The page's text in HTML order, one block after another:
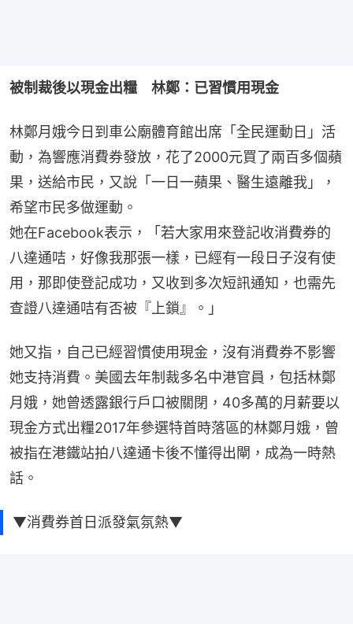
被制裁後以現金出糧　林鄭：已習慣用現金
林鄭月娥今日到車公廟體育館出席「全民運動日」活
動，為響應消費券發放，花了2000元買了兩百多個蘋
果，送給市民，又說「一日一蘋果、醫生遠離我」，
希望市民多做運動。
她在Facebook表示，「若大家用來登記收消費券的
八達通咭，好像我那張一樣，已經有一段日子沒有使
用，那即使登記成功，又收到多次短訊通知，也需先
查證八達通咭有否被『上鎖』。」
她又指，自己已經習慣使用現金，沒有消費券不影響
她支持消費。美國去年制裁多名中港官員，包括林鄭
月娥，她曾透露銀行戶口被關閉，40多萬的月薪要以
現金方式出糧2017年參選特首時落區的林鄭月娥，曾
被指在港鐵站拍八達通卡後不懂得出閘，成為一時熱
話。
▼消費券首日派發氣氛熱▼